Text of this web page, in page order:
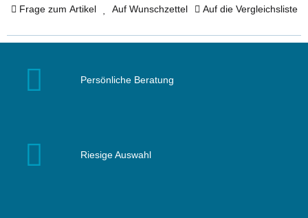
Frage zum Artikel Auf Wunschzettel Auf die Vergleichsliste
Persönliche Beratung
Riesige Auswahl